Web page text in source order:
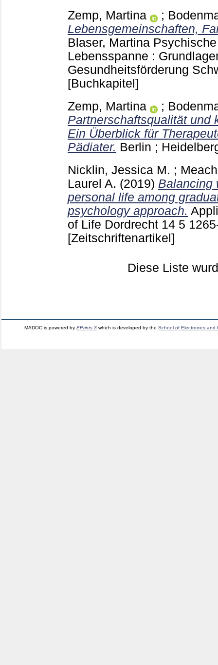
Zemp, Martina
;
Lebensgemeinschaften,
Blaser, Martina
Lebensspanne :
Gesundheitsförderung
[Buchkapitel]
Zemp, Martina
;
Partnerschaftsqualität und
Ein Überblick für
Pädiater. Berlin ;
Nicklin, Jessica M. ;
Laurel A. (2019) Balancing
personal life among
psychology approach.
of Life Dordrecht 14 5
[Zeitschriftenartikel]
Diese Liste
MADOC is powered byEPrints 3 which is developed by theSchool of Electronics and